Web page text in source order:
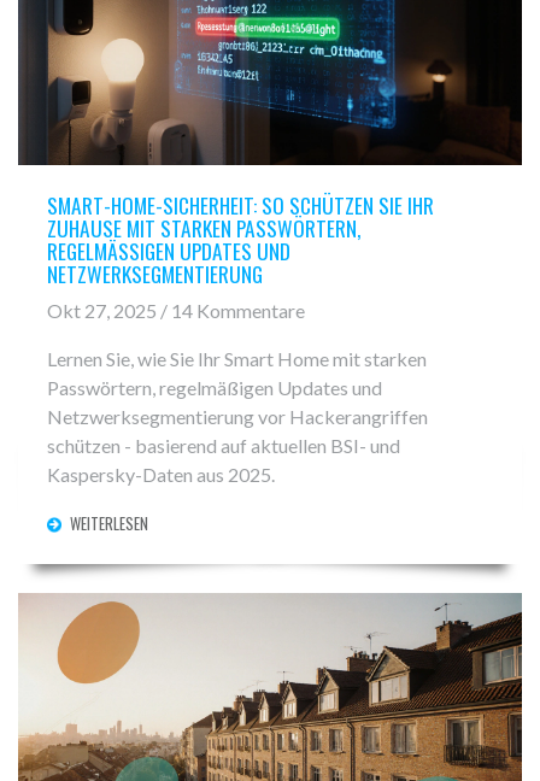
SMART-HOME-SICHERHEIT: SO SCHÜTZEN SIE IHR
ZUHAUSE MIT STARKEN PASSWÖRTERN,
REGELMÄSSIGEN UPDATES UND N
ETZWERKSEGMENTIERUNG
Okt 27, 2025 / 14 Kommentare
Lernen Sie, wie Sie Ihr Smart Home mit starken
Passwörtern, regelmäßigen Updates und
Netzwerksegmentierung vor Hackerangriffen
schützen - basierend auf aktuellen BSI- und
Kaspersky-Daten aus 2025.
WEITERLESEN